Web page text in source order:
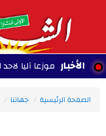
الأخبار
موزعا آليا لاحد البنوك
الصفحة الرئيسية جهاتنا